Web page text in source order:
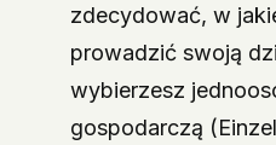
zdecydować, w
prowadzić swoją
wybierzesz
gospodarczą